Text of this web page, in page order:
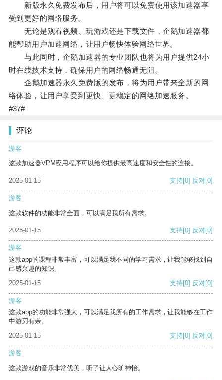
新版永久免费发布后，用户将可以免费使用该加速器享
受到更好的网络服务。
无论是观看视频、玩游戏还是下载文件，企鹅加速器都
能帮助用户加速网络，让用户畅快体验网络世界。
与此同时，企鹅加速器的专业团队也将为用户提供24小
时在线技术支持，确保用户的网络畅通无阻。
企鹅加速器永久免费版的发布，将为用户带来全新的网
络体验，让用户享受到更快、更稳定的网络加速服务。
#37#
评论
游客
这款加速器VPM应用程序可以给你提供最高速度和安全性的连接。
2025-01-15 支持[0] 反对[0]
游客
这款软件的功能非常全面，可以满足我所有需求。
2025-01-15 支持[0] 反对[0]
游客
这款app的课程非常丰富，可以满足我不同的学习需求，让我能够找到自
己感兴趣的知识。
2025-01-15
支持[0] 反对[0]
游客
这款app的功能非常强大，可以满足我所有的工作需求，让我能够在工作
中游刃有余。
2025-01-15
支持[0] 反对[0]
游客
这款游戏的音乐非常优美，听了让人心旷神怡。